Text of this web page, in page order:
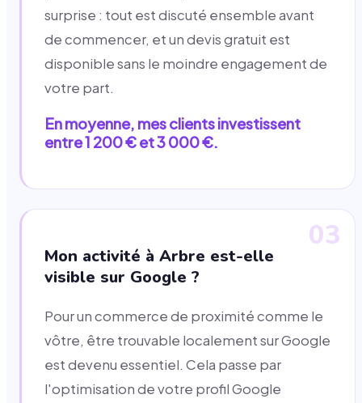
surprise : tout est discuté ensemble avant
de commencer, et un devis gratuit est
disponible sans le moindre engagement de
votre part.
En moyenne, mes clients investissent
entre 1 200 € et 3 000 €.
03
Mon activité à Arbre est-elle
visible sur Google ?
Pour un commerce de proximité comme le
vôtre, être trouvable localement sur Google
est devenu essentiel. Cela passe par
l'optimisation de votre profil Google